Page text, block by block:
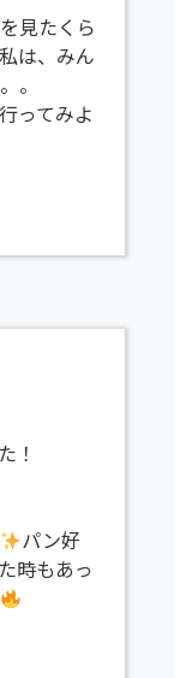
見たくら
は、みん
。
ってみよ
！
パン好
時もあっ